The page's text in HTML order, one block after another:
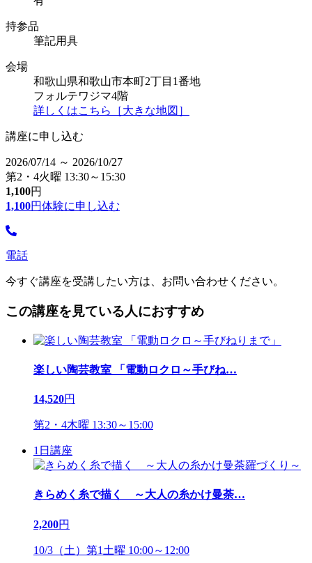
持参品
筆記用具
会場
和歌山県和歌山市本町2丁目1番地
フォルテワジマ4階
詳しくはこちら［大きな地図］
講座に申し込む
2026/07/14 ～ 2026/10/27
第2・4火曜 13:30～15:30
1,100円
1,100円体験に申し込む
電話
今すぐ講座を受講したい方は、お問い合わせください。
この講座を見ている人におすすめ
楽しい陶芸教室 「電動ロクロ～手びね…
14,520円
第2・4木曜 13:30～15:00
1日講座
きらめく糸で描く ～大人の糸かけ曼荼…
2,200円
10/3（土）第1土曜 10:00～12:00